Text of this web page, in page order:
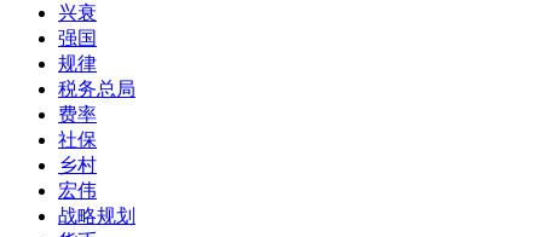
兴衰
强国
规律
税务总局
费率
社保
乡村
宏伟
战略规划